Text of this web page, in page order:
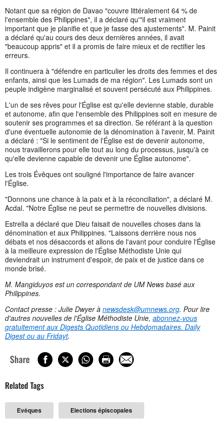
Notant que sa région de Davao "couvre littéralement 64 % de
l'ensemble des Philippines", il a déclaré qu'"il est vraiment
important que je planifie et que je fasse des ajustements". M. Painit
a déclaré qu'au cours des deux dernières années, il avait
"beaucoup appris" et il a promis de faire mieux et de rectifier les
erreurs.
Il continuera à "défendre en particulier les droits des femmes et des
enfants, ainsi que les Lumads de ma région". Les Lumads sont un
peuple indigène marginalisé et souvent persécuté aux Philippines.
L'un de ses rêves pour l'Église est qu'elle devienne stable, durable
et autonome, afin que l'ensemble des Philippines soit en mesure de
soutenir ses programmes et sa direction. Se référant à la question
d'une éventuelle autonomie de la dénomination à l'avenir, M. Painit
a déclaré : "Si le sentiment de l'Église est de devenir autonome,
nous travaillerons pour elle tout au long du processus, jusqu'à ce
qu'elle devienne capable de devenir une Église autonome".
Les trois Évêques ont souligné l'importance de faire avancer
l'Église.
"Donnons une chance à la paix et à la réconciliation", a déclaré M.
Acdal. "Notre Église ne peut se permettre de nouvelles divisions.
Estrella a déclaré que Dieu faisait de nouvelles choses dans la
dénomination et aux Philippines. "Laissons derrière nous nos
débats et nos désaccords et allons de l'avant pour conduire l'Église
à la meilleure expression de l'Église Méthodiste Unie qui
deviendrait un instrument d'espoir, de paix et de justice dans ce
monde brisé.
M. Mangiduyos est un correspondant de UM News basé aux
Philippines.
Contact presse : Julie Dwyer à newsdesk@umnews.org. Pour lire
d'autres nouvelles de l'Église Méthodiste Unie, abonnez-vous
gratuitement aux Digests Quotidiens ou Hebdomadaires. Daily
Digest ou au Fridayt.
Share
Related Tags
Evêques Elections épiscopales